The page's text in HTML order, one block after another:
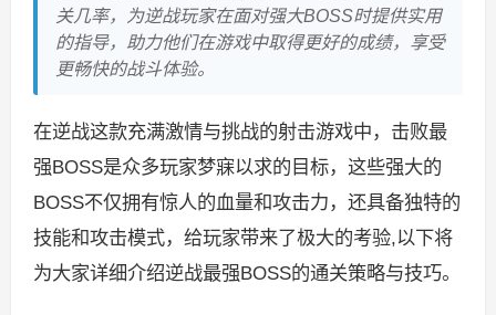
关几率，为逆战玩家在面对强大BOSS时提供实用
的指导，助力他们在游戏中取得更好的成绩，享受
更畅快的战斗体验。
在逆战这款充满激情与挑战的射击游戏中，击败最
强BOSS是众多玩家梦寐以求的目标，这些强大的
BOSS不仅拥有惊人的血量和攻击力，还具备独特的
技能和攻击模式，给玩家带来了极大的考验,以下将
为大家详细介绍逆战最强BOSS的通关策略与技巧。